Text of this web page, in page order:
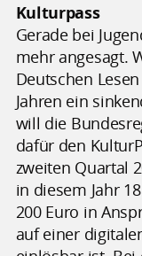
Kulturpass
Gerade bei
mehr angesagt.
Deutschen
Jahren ein
will die
dafür den
zweiten Quartal
in diesem Jahr
200 Euro in
auf einer